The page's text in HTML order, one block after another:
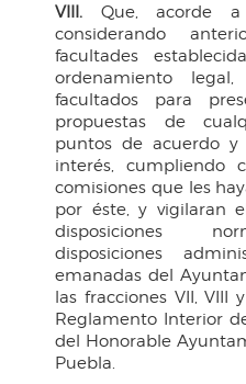
VIII. Que, acorde
considerando
facultades
ordenamiento
facultados para
propuestas de
puntos de acuerdo
interés, cumpliendo
comisiones que les
por éste, y vigilaran
disposiciones
disposiciones
emanadas del
las fracciones VII, VIII
Reglamento Interior
del Honorable
Puebla.